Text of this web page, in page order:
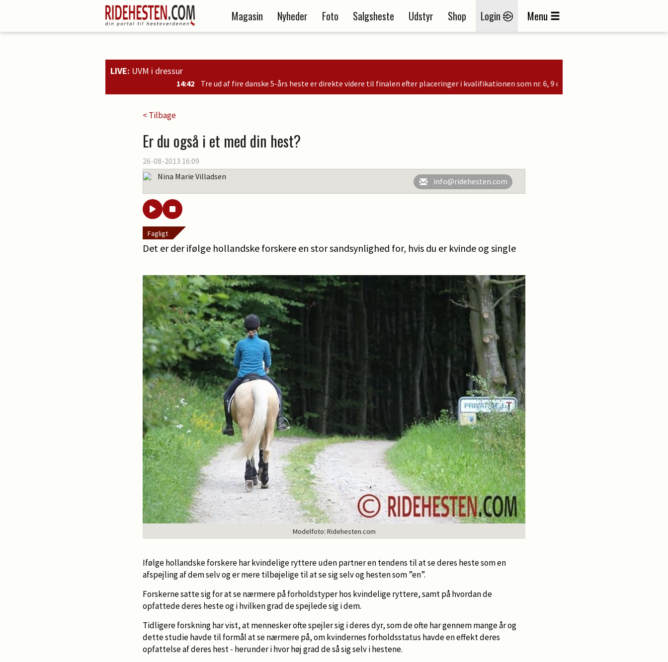
Magasin Nyheder Foto Salgsheste Udstyr Shop Login Menu
LIVE: UVM i dressur
Tre ud af fire danske 5-års heste er direkte videre til finalen efter placeringer i kvalifikationen som nr. 6, 9 og 11
< Tilbage
Er du også i et med din hest?
26-08-2013 16:09
Nina Marie Villadsen
info@ridehesten.com
Fagligt
Det er der ifølge hollandske forskere en stor sandsynlighed for, hvis du er kvinde og single
Modelfoto: Ridehesten.com
Ifølge hollandske forskere har kvindelige ryttere uden partner en tendens til at se deres heste som en
afspejling af dem selv og er mere tilbøjelige til at se sig selv og hesten som ”en”.
Forskerne satte sig for at se nærmere på forholdstyper hos kvindelige ryttere, samt på hvordan de
opfattede deres heste og i hvilken grad de spejlede sig i dem.
Tidligere forskning har vist, at mennesker ofte spejler sig i deres dyr, som de ofte har gennem mange år og
dette studie havde til formål at se nærmere på, om kvindernes forholdsstatus havde en effekt deres
opfattelse af deres hest - herunder i hvor høj grad de så sig selv i hestene.